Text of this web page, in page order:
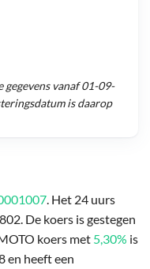
. Het 24 uurs
De koers is gestegen
koers met 5,30% is
en heeft een
vanaf01-09-
is daarop